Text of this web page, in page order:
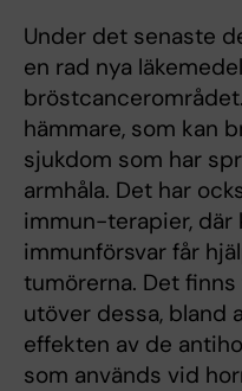
Under det senaste
en rad nya
hämmare, som kan
sjukdom som har
armhåla. Det har
immun-terapier, där
immunförsvar får
tumörerna. Det
utöver dessa, bland
effekten av de
som används vid